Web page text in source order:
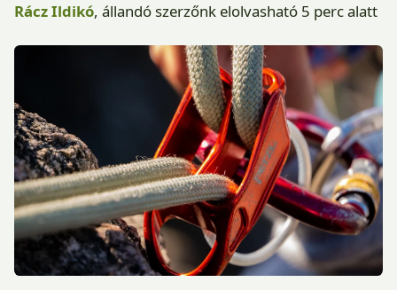
Rácz Ildikó, állandó szerzőnk elolvasható 5 perc alatt